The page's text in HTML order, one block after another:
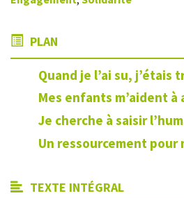
PLAN
Quand je l’ai su, j’étais
Mes enfants m’aident à
Je cherche à saisir
Un ressourcement pour
TEXTE INTÉGRAL